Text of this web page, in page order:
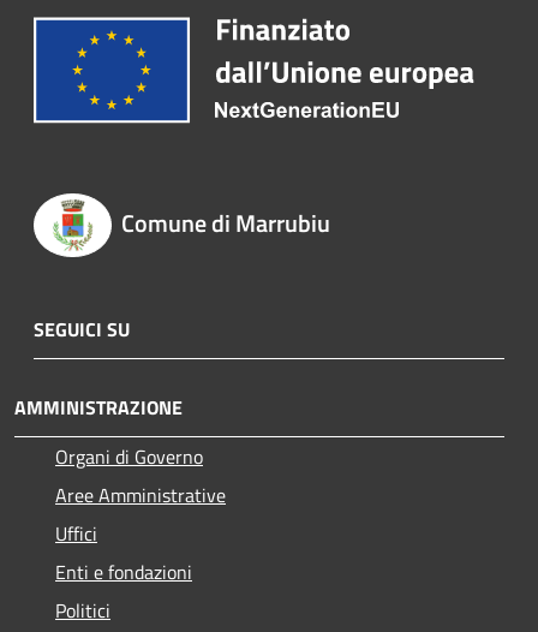
Comune di Marrubiu
SEGUICI SU
AMMINISTRAZIONE
Organi di Governo
Aree Amministrative
Uffici
Enti e fondazioni
Politici